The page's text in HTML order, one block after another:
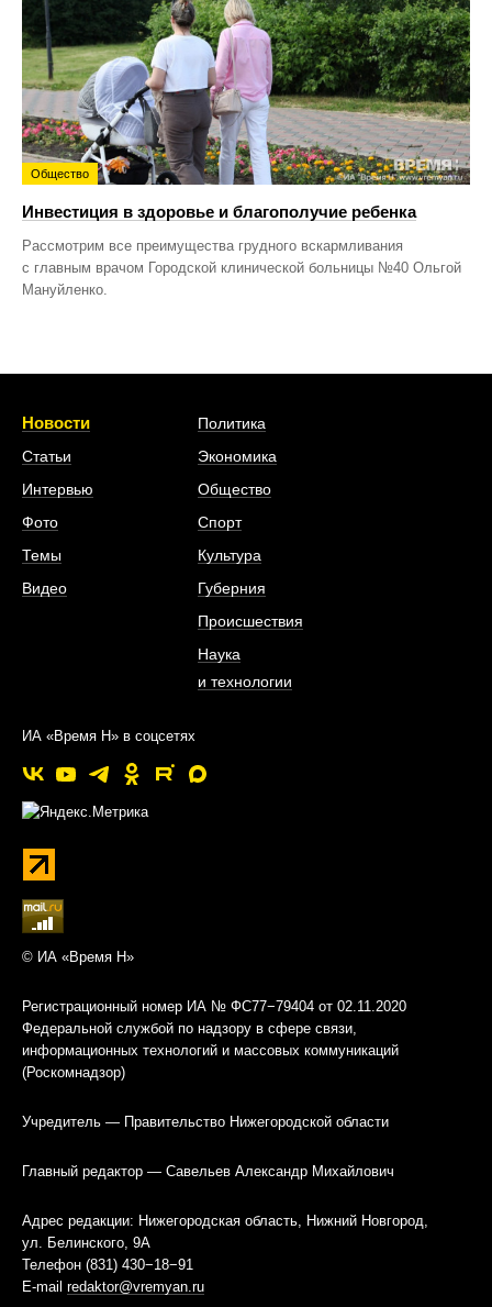
Общество
Инвестиция в здоровье и благополучие ребенка
Рассмотрим все преимущества грудного вскармливания
с главным врачом Городской клинической больницы №40 Ольгой
Мануйленко.
Новости
Статьи
Интервью
Фото
Темы
Видео
Политика
Экономика
Общество
Спорт
Культура
Губерния
Происшествия
Наука
и технологии
ИА «Время Н» в соцсетях
© ИА «Время Н»
Регистрационный номер ИА № ФС77−79404 от 02.11.2020
Федеральной службой по надзору в сфере связи,
информационных технологий и массовых коммуникаций
(Роскомнадзор)
Учредитель — Правительство Нижегородской области
Главный редактор — Савельев Александр Михайлович
Адрес редакции: Нижегородская область, Нижний Новгород,
ул. Белинского, 9А
Телефон (831) 430−18−91
E-mail redaktor@vremyan.ru